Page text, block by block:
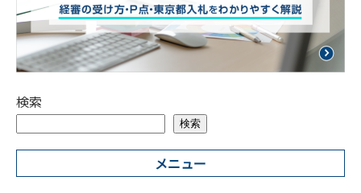
検索
検索
メニュー